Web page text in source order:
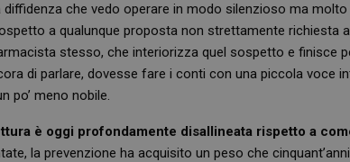
diffidenza che vedo operare in modo silenzioso ma
a qualunque proposta non strettamente richiesta
stesso, che interiorizza quel sospetto e finisce
di parlare, dovesse fare i conti con una piccola voce
po’ meno nobile.
è oggi profondamente disallineata rispetto a
la prevenzione ha acquisito un peso che